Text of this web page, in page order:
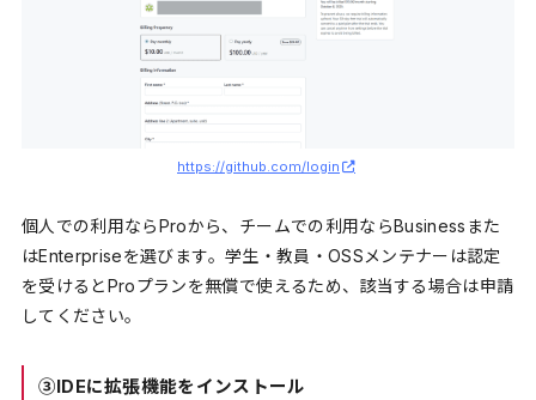
https://github.com/login
個人での利用ならProから、チームでの利用ならBusinessまた
はEnterpriseを選びます。学生・教員・OSSメンテナーは認定
を受けるとProプランを無償で使えるため、該当する場合は申請
してください。
③IDEに拡張機能をインストール